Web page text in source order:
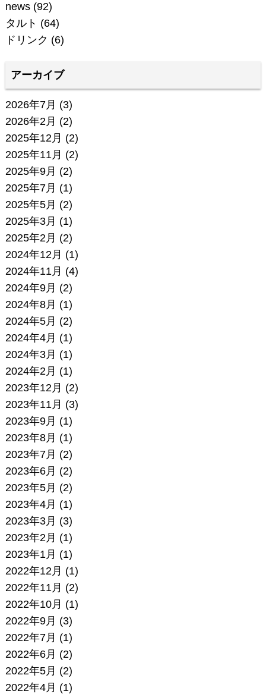
news(92)
タルト (64)
ドリンク (6)
アーカイブ
2026年7月 (3)
2026年2月 (2)
2025年12月 (2)
2025年11月 (2)
2025年9月 (2)
2025年7月 (1)
2025年5月 (2)
2025年3月 (1)
2025年2月 (2)
2024年12月 (1)
2024年11月 (4)
2024年9月 (2)
2024年8月 (1)
2024年5月 (2)
2024年4月 (1)
2024年3月 (1)
2024年2月 (1)
2023年12月 (2)
2023年11月 (3)
2023年9月 (1)
2023年8月 (1)
2023年7月 (2)
2023年6月 (2)
2023年5月 (2)
2023年4月 (1)
2023年3月 (3)
2023年2月 (1)
2023年1月 (1)
2022年12月 (1)
2022年11月 (2)
2022年10月 (1)
2022年9月 (3)
2022年7月 (1)
2022年6月 (2)
2022年5月 (2)
2022年4月 (1)